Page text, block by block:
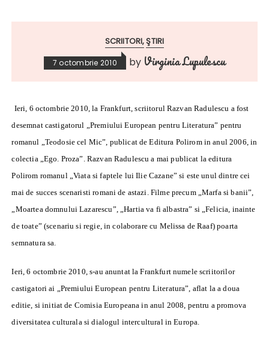
SCRIITORI ŞTIRI
7 octombrie 2010 by Virginia Lupulescu
Ieri, 6 octombrie 2010, la Frankfurt, scriitorul Razvan Radulescu a fost
desemnat castigatorul „Premiului European pentru Literatura” pentru
romanul „Teodosie cel Mic”, publicat de Editura Polirom in anul 2006, in
colectia „Ego. Proza”. Razvan Radulescu a mai publicat la editura
Polirom romanul „Viata si faptele lui Ilie Cazane” si este unul dintre cei
mai de succes scenaristi romani de astazi. Filme precum „Marfa si banii”,
„Moartea domnului Lazarescu”, „Hartia va fi albastra” si „Felicia, inainte
de toate” (scenariu si regie, in colaborare cu Melissa de Raaf) poarta
semnatura sa.
Ieri, 6 octombrie 2010, s-au anuntat la Frankfurt numele scriitorilor
castigatori ai „Premiului European pentru Literatura”, aflat la a doua
editie, si initiat de Comisia Europeana in anul 2008, pentru a promova
diversitatea culturala si dialogul intercultural in Europa.